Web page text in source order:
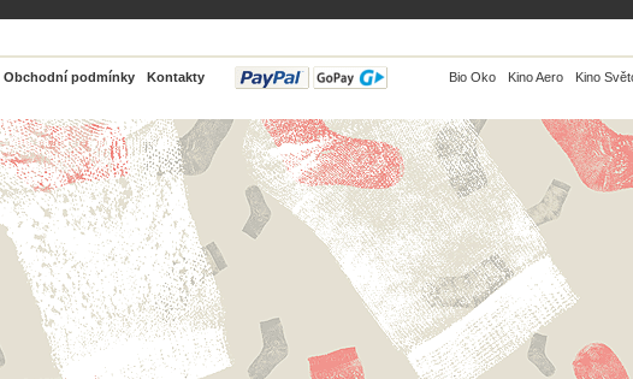
Obchodní podmínky Kontakty
PayPal Bio Oko Kino Aero Kino